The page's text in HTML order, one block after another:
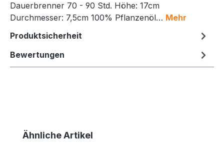
Dauerbrenner 70 - 90 Std. Höhe: 17cm
Durchmesser: 7,5cm 100% Pflanzenöl… Mehr
Produktsicherheit
Bewertungen
Produktgalerie überspringen
Ähnliche Artikel